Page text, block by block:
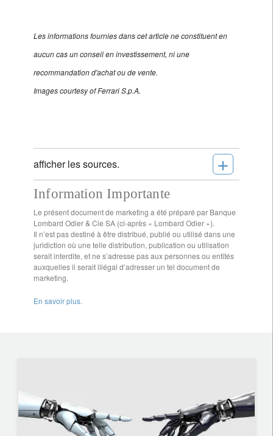
Les informations fournies dans cet article ne constituent en
aucun cas un conseil en investissement, ni une
recommandation d'achat ou de vente.
Images courtesy of Ferrari S.p.A.
afficher les sources. +
Information Importante
Le présent document de marketing a été préparé par Banque
Lombard Odier & Cie SA (ci-après « Lombard Odier »).
Il n’est pas destiné à être distribué, publié ou utilisé dans une
juridiction où une telle distribution, publication ou utilisation
serait interdite, et ne s’adresse pas aux personnes ou entités
auxquelles il serait illégal d’adresser un tel document de
marketing.
En savoir plus.